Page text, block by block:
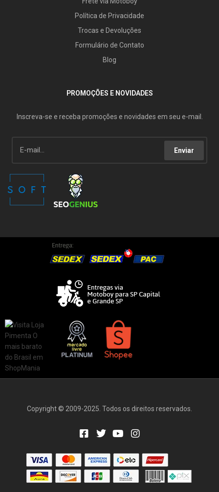
Política de Privacidade
Trocas e Devoluções
Formulário de Contato
Blog
PROMOÇÕES E NOVIDADES
Inscreva-se e receba promoções e novidades em seu e-mail.
Enviar
Copyright © 2009-2025. Todos os direitos reservados.